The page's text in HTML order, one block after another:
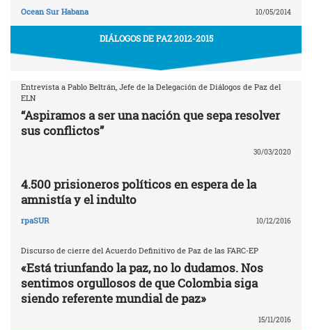
Ocean Sur Habana 10/05/2014
DIÁLOGOS DE PAZ 2012-2015
Entrevista a Pablo Beltrán, Jefe de la Delegación de Diálogos de Paz del
ELN
“Aspiramos a ser una nación que sepa resolver
sus conflictos”
30/03/2020
4.500 prisioneros políticos en espera de la
amnistía y el indulto
rpaSUR 10/12/2016
Discurso de cierre del Acuerdo Definitivo de Paz de las FARC-EP
«Está triunfando la paz, no lo dudamos. Nos
sentimos orgullosos de que Colombia siga
siendo referente mundial de paz»
15/11/2016